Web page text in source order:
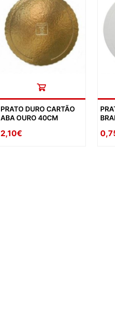
PRATO DURO CARTÃO
ABA OURO 40CM
2,10€